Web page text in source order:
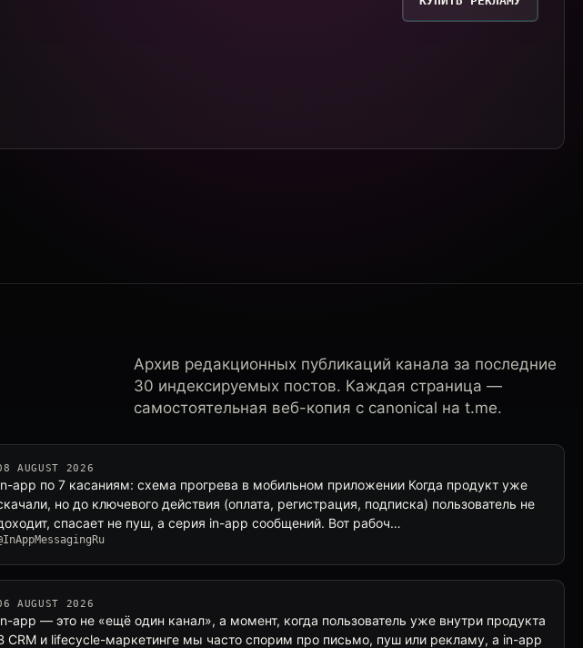
Архив редакционных публикаций канала за последние
30 индексируемых постов. Каждая страница —
самостоятельная веб-копия с canonical на t.me.
AUGUST 2026
app по 7 касаниям: схема прогрева в мобильном приложении Когда продукт уже
но до ключевого действия (оплата, регистрация, подписка) пользователь не
спасает не пуш, а серия in-app сообщений. Вот рабоч…
AUGUST 2026
app — это не «ещё один канал», а момент, когда пользователь уже внутри продукта
CRM и lifecycle-маркетинге мы часто спорим про письмо, пуш или рекламу, а in-app